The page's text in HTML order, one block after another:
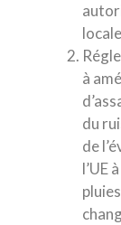
à
du
de
l’UE